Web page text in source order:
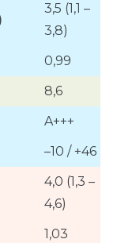
3,5 (1,1 –
3,8)
0,99
8,6
A+++
–10 / +46
4,0 (1,3 –
4,6)
1,03